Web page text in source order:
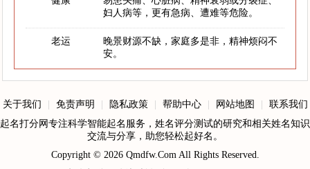
妇人病等，更有急病、遭难等危险。
老运
晚景财源不缺，家庭多是非，精神烦闷不
安。
关于我们 免责声明 隐私政策 帮助中心 网站地图
联系我们
起名打分网专注科学智能起名服务，姓名评分测试的研究和相关姓名知识
交流与分享，助您轻松起好名。
Copyright © 2026 Qmdfw.ComAll Rights Reserved.